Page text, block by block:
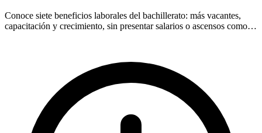
Conoce siete beneficios laborales del bachillerato: más vacantes,
capacitación y crecimiento, sin presentar salarios o ascensos como